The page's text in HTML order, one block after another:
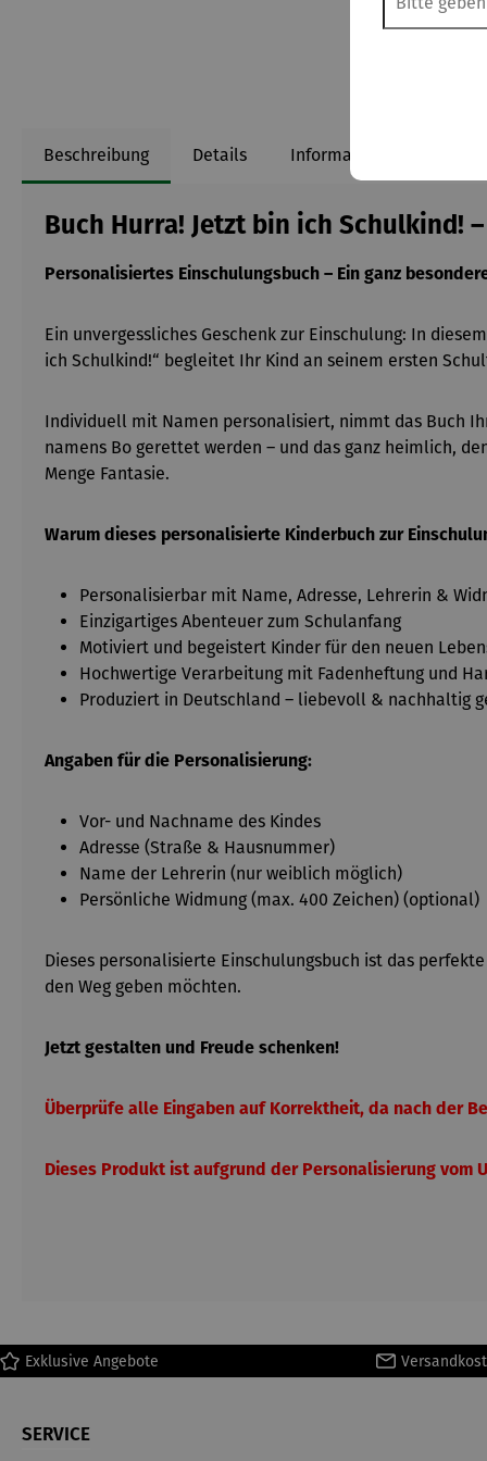
Beschreibung Details Informationen zum
Buch Hurra! Jetzt bin ich Schulkind!
Personalisiertes Einschulungsbuch – Ein ganz
Ein unvergessliches Geschenk zur Einschulung: In
ich Schulkind!“ begleitet Ihr Kind an seinem ersten
Individuell mit Namen personalisiert, nimmt das Buch
namens Bo gerettet werden – und das ganz heimlich,
Menge Fantasie.
Warum dieses personalisierte Kinderbuch zur
Personalisierbar mit Name, Adresse, Lehrerin &
Einzigartiges Abenteuer zum Schulanfang
Motiviert und begeistert Kinder für den neuen
Hochwertige Verarbeitung mit Fadenheftung und
Produziert in Deutschland – liebevoll & nachhaltig
Angaben für die Personalisierung:
Vor- und Nachname des Kindes
Adresse (Straße & Hausnummer)
Name der Lehrerin (nur weiblich möglich)
Persönliche Widmung (max. 400 Zeichen) (optional)
Dieses personalisierte Einschulungsbuch ist das
den Weg geben möchten.
Jetzt gestalten und Freude schenken!
Überprüfe alle Eingaben auf Korrektheit, da nach der
Dieses Produkt ist aufgrund der Personalisierung vom
Exklusive Angebote
SERVICE